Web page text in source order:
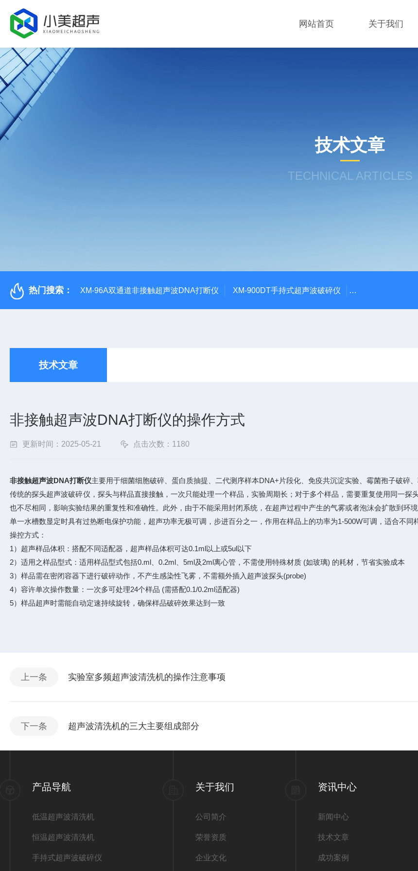
网站首页 关于我们
技术文章
TECHNICAL ARTICLES
热门搜索： XM-96A双通道非接触超声波DNA打断仪 XM-900DT手持式超声波破碎仪 XM-500UVF液晶
技术文章
非接触超声波DNA打断仪的操作方式
更新时间：2025-05-21 点击次数：1180
非接触超声波DNA打断仪主要用于细菌细胞破碎、蛋白质抽提、二代测序样本DNA+片段化、免疫共沉淀实验、霉菌孢子破碎
传统的探头超声波破碎仪，探头与样品直接接触，一次只能处理一个样品，实验周期长；对于多个样品，需要重复使用同一
也不尽相同，影响实验结果的重复性和准确性。此外，由于不能采用封闭系统，在超声过程中产生的气雾或者泡沫会扩散到环境
单一水槽数显定时具有过热断电保护功能，超声功率无极可调，步进百分之一，作用在样品上的功率为1-500W可调，适合不同
操控方式：
1）超声样品体积：搭配不同适配器，超声样品体积可达0.1ml以上或5ul以下
2）适用之样品型式：适用样品型式包括0.ml、0.2ml、5ml及2ml离心管，不需使用特殊材质 (如玻璃) 的耗材，节省实验成本
3）样品需在密闭容器下进行破碎动作，不产生感染性飞雾，不需额外插入超声波探头(probe)
4）容许单次操作数量：一次多可处理24个样品 (需搭配0.1/0.2ml适配器)
5）样品超声时需能自动定速持续旋转，确保样品破碎效果达到一致
上一条 实验室多频超声波清洗机的操作注意事项
下一条 超声波清洗机的三大主要组成部分
产品导航
低温超声波清洗机
恒温超声波清洗机
手持式超声波破碎仪
关于我们
公司简介
荣誉资质
企业文化
资讯中心
新闻中心
技术文章
成功案例